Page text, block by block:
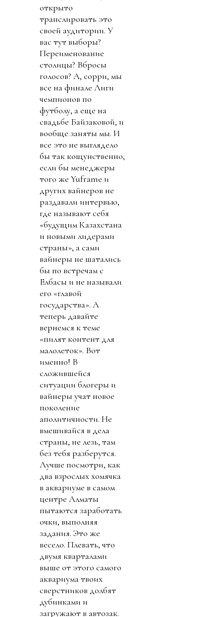
открыто
транслировать это
своей аудитории. У
вас тут выборы?
Переименование
столицы? Вбросы
голосов? А, сорри, мы
все на финале Лиги
чемпионов по
футболу, а еще на
свадьбе Байзаковой, и
вообще заняты мы. И
все это не выглядело
бы так кощунственно,
если бы менеджеры
того же Yuframe и
других вайнеров не
раздавали интервью,
где называют себя
«будущим Казахстана
и новыми лидерами
страны», а сами
вайнеры не шатались
бы по встречам с
Елбасы и не называли
его «главой
государства». А
теперь давайте
вернемся к теме
«пилят контент для
малолеток». Вот
именно! В
сложившейся
ситуации блогеры и
вайнеры учат новое
поколение
аполитичности. Не
вмешивайся в дела
страны, не лезь, там
без тебя разберутся.
Лучше посмотри, как
два взрослых хомячка
в аквариуме в самом
центре Алматы
пытаются заработать
очки, выполняя
задания. Это же
весело. Плевать, что
двумя кварталами
выше от этого самого
аквариума твоих
сверстников долбят
дубинками и
загружают в автозак.